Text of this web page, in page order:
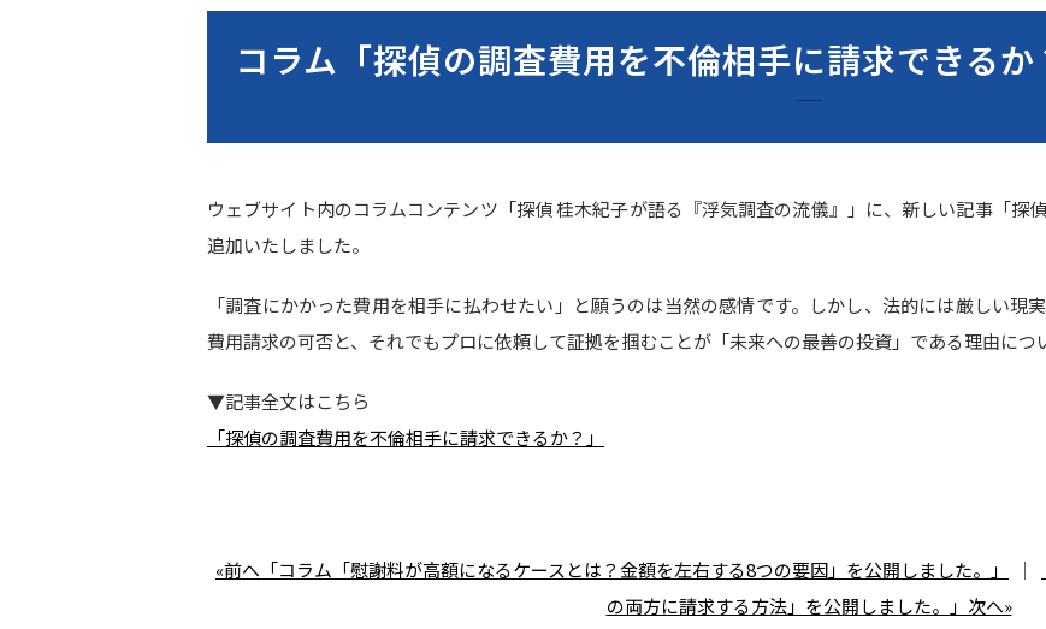
コラム「探偵の調査費用を不倫相手に請求できるか
ウェブサイト内のコラムコンテンツ「探偵 桂木紀子が語る『浮気調査の流儀』」に、新しい記事「探
追加いたしました。
「調査にかかった費用を相手に払わせたい」と願うのは当然の感情です。しかし、法的には厳しい現
費用請求の可否と、それでもプロに依頼して証拠を掴むことが「未来への最善の投資」である理由につ
▼記事全文はこちら
「探偵の調査費用を不倫相手に請求できるか？」
«前へ「コラム「慰謝料が高額になるケースとは？金額を左右する8つの要因」を公開しました。」 ｜
の両方に請求する方法」を公開しました。」次へ»